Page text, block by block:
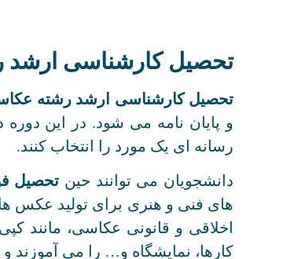
تحصیل کارشناسی ارشد
تحصیل کارشناسی ارشد رشته
و پایان نامه می شود. در این دوره
رسانه‌ ای یک مورد را انتخاب کنند.
دانشجویان می توانند حین تحصیل
های فنی و هنری برای تولید عکس
اخلاقی و قانونی عکاسی،
کارها، نمایشگاه و… را می